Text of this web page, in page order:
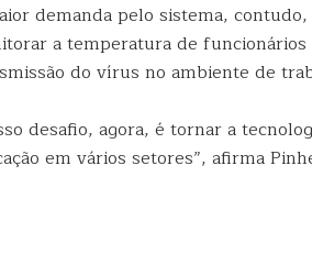
demanda pelo sistema,
a temperatura de
do vírus no ambiente de
desafio, agora, é tornar a
em vários setores”, afirma